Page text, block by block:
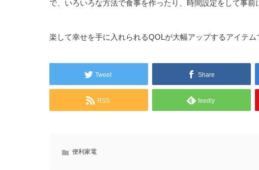
で、いろいろな方法で食事を作ったり、時間設定をして事前
楽して幸せを手に入れられるQOLが大幅アップするアイテム
Tweet Share
RSS feedly
便利家電